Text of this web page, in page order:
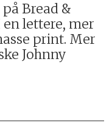
Bread &
lettere, mer
print. Mer
Johnny